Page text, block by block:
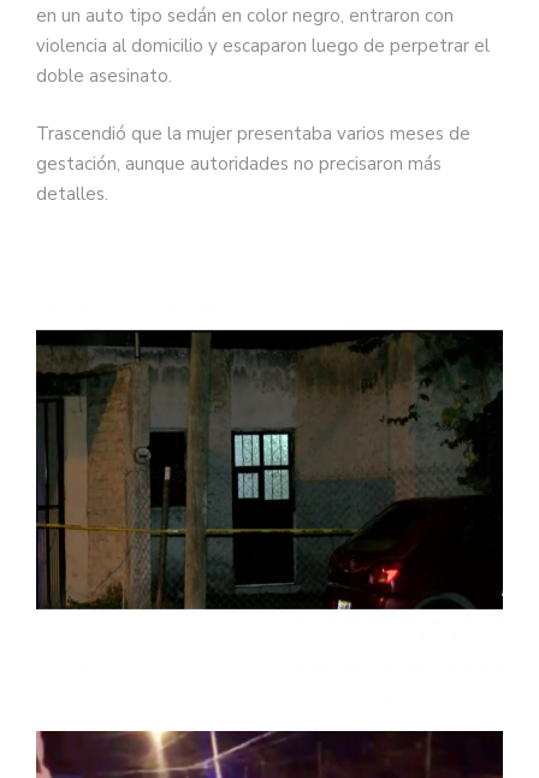
en un auto tipo sedán en color negro, entraron con
violencia al domicilio y escaparon luego de perpetrar el
doble asesinato.
Trascendió que la mujer presentaba varios meses de
gestación, aunque autoridades no precisaron más
detalles.